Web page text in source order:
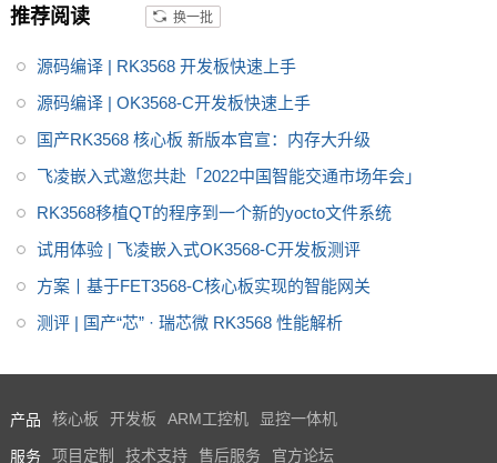
格书_datasheet_数据手册_原理
推荐阅读 换一批
源码编译 | RK3568 开发板快速上手
源码编译 | OK3568-C开发板快速上手
国产RK3568 核心板 新版本官宣：内存大升级
飞凌嵌入式邀您共赴「2022中国智能交通市场年会」
RK3568移植QT的程序到一个新的yocto文件系统
试用体验 | 飞凌嵌入式OK3568-C开发板测评
方案丨基于FET3568-C核心板实现的智能网关
测评 | 国产“芯” · 瑞芯微 RK3568 性能解析
产品 核心板 开发板 ARM工控机 显控一体机
服务 项目定制 技术支持 售后服务 官方论坛